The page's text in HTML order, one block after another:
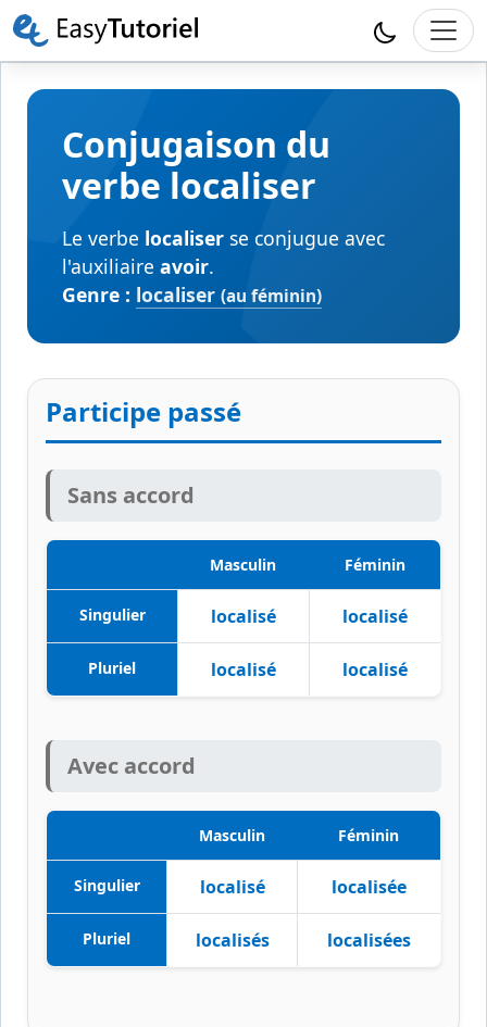
Conjugaison du
verbe localiser
Le verbe localiser se conjugue avec
l'auxiliaire avoir.
Genre : localiser (au féminin)
Participe passé
Sans accord
Masculin Féminin
Singulier localisé localisé
Pluriel localisé localisé
Avec accord
Masculin Féminin
Singulier localisé localisée
Pluriel localisés localisées